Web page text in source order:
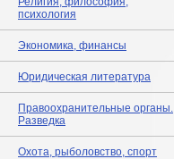
психология
Экономика, финансы
Юридическая литература
Правоохранительные органы.
Разведка
Охота, рыболовство, спорт